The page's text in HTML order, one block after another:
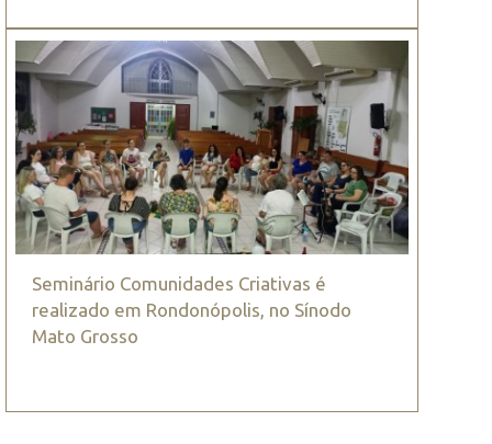
Seminário Comunidades Criativas é
realizado em Rondonópolis, no Sínodo
Mato Grosso